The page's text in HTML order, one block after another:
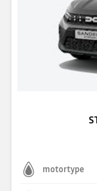
motortype